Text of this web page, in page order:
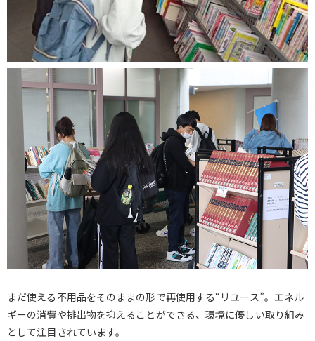
まだ使える不用品をそのままの形で再使用する“リユース”。エネル
ギーの消費や排出物を抑えることができる、環境に優しい取り組み
として注目されています。